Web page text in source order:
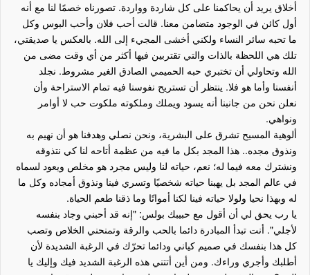
أخلاق يريد أن يحاكمنا على كل شاردة وواردة. تصورناه خصمًا لنا مع أنه
أول كائن في الوجود متضامن معنا. قالت أحب فلان وأحب البوس وكل
ما تحبه سائر النساء ولكني أخشى المجيء إلى الله. بالعكس يا صديقتي،
تلك هي اللحظة بالذات والتي تقتربين فيها أكثر من أي وقت مضى من
الله وتحاولي أن تختبري حبه الحميمي الصادق الغير مشروط. نجلد
أنفسنا وأما هو فلا. ينتظر أن تستريح نفوسنا فيه تمام الاستراحة وأن
نعلن نحن من جانبنا أنه يسود ويملك وملكوته ملكوت حب لا أوامر
ونواهي.
ألوهية المسيح تشرق على البشرية، ونحن نصلي وهدفنا هو أن نهيم به
ونذوق مجده.. هذا المجد بكل ما فيه من عظمة أتاحه لنا كي نتذوقه
ونشترك معه فيما له؛ نعم، حياته لنا وليس مجرد هو مخلص ويعود لسماه
في عالم المجد بل يهبنا حياته شخصيًا وتسري فينا ونذوق أمجاده وكل ما
له وبهذا نحيا ولولا حياته فينا لكنا أمواتًا وما ذقنا طعم الحياة.
يا رب يحق لي أن أقول مع حبيبك بولس: "إنه قد أحبني وجاد بنفسه
لأجلي". أنت تبدأ المبادرة دائما بالحب والرقة وتمنحني الخلاص وتصب
كل هذا بنفسك في صميم كياني ودائما تحرّك في الرغبة الشديدة لأن
أطلبك وأجري وراءك. ومن أين أتتني هذه الرغبة الشديد فيك وإليك يا